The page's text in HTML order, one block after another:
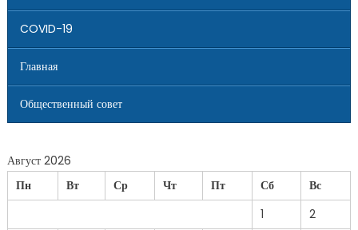
COVID-19
Главная
Общественный совет
Август 2026
Пн
Вт Ср Чт Пт Сб
Вс
1
2